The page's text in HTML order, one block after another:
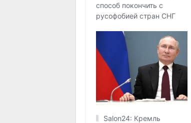
способ покончить с
русофобией стран СНГ
Salon24: Кремль